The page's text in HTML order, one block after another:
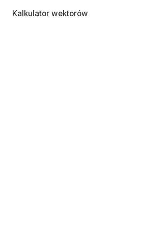
Kalkulator wektorów